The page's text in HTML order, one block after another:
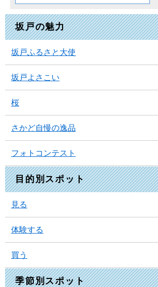
坂戸の魅力
坂戸ふるさと大使
坂戸よさこい
桜
さかど自慢の逸品
フォトコンテスト
目的別スポット
見る
体験する
買う
季節別スポット